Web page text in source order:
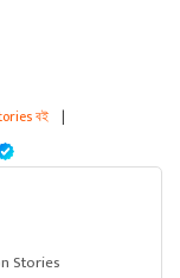
বই |
Stories